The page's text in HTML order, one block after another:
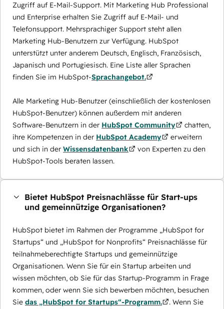
Zugriff auf E-Mail-Support. Mit Marketing Hub Professional
und Enterprise erhalten Sie Zugriff auf E-Mail- und
Telefonsupport. Mehrsprachiger Support steht allen
Marketing Hub-Benutzern zur Verfügung. HubSpot
unterstützt unter anderem Deutsch, Englisch, Französisch,
Japanisch und Portugiesisch. Eine Liste aller Sprachen
finden Sie im HubSpot-Sprachangebot.
Alle Marketing Hub-Benutzer (einschließlich der kostenlosen
HubSpot-Benutzer) können außerdem mit anderen
Software-Benutzern in der HubSpot Community
chatten,
ihre Kompetenzen in der HubSpot Academy
erweitern
und sich in der Wissensdatenbank
von Experten zu den
HubSpot-Tools beraten lassen.
Bietet HubSpot Preisnachlässe für Start-ups
und gemeinnützige Organisationen?
HubSpot bietet im Rahmen der Programme „HubSpot for
Startups“ und „HubSpot for Nonprofits“ Preisnachlässe für
teilnahmeberechtigte Startups und gemeinnützige
Organisationen. Wenn Sie für ein Startup arbeiten und
wissen möchten, ob Sie für das Startup-Programm in Frage
kommen, oder wenn Sie sich bewerben möchten, besuchen
Sie das „HubSpot for Startups“-Programm.
. Wenn Sie